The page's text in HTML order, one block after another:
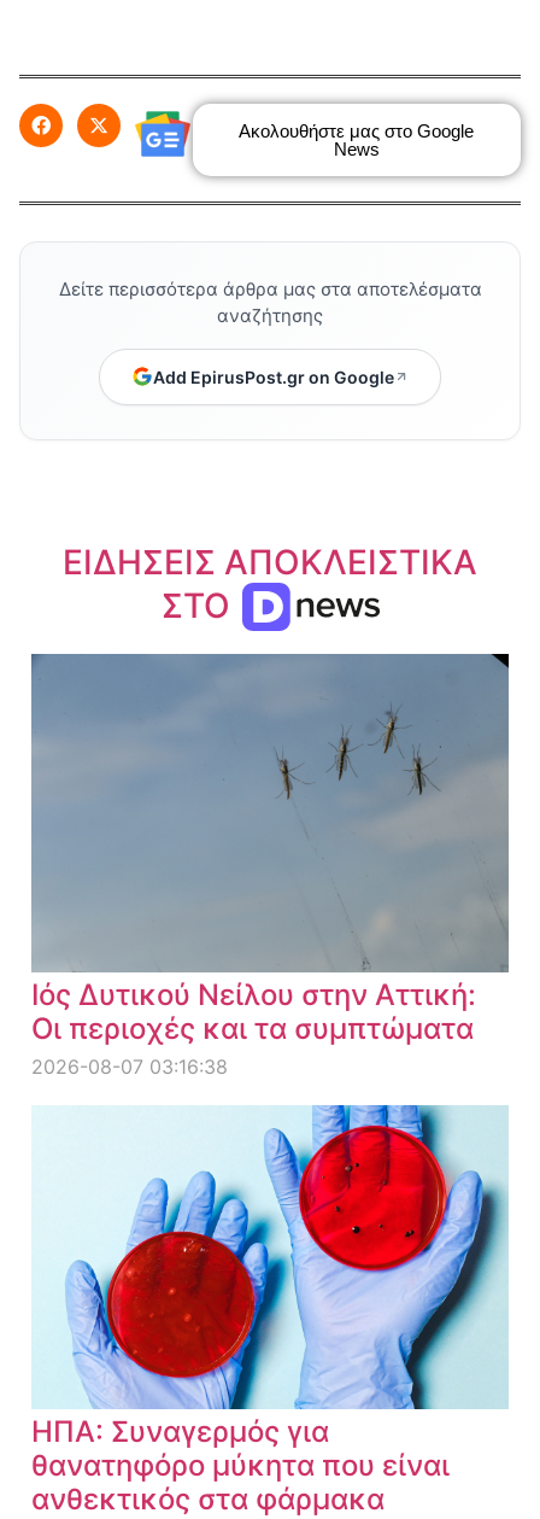
Ακολουθήστε μας στο Google
News
Δείτε περισσότερα άρθρα μας στα αποτελέσματα
αναζήτησης
Add EpirusPost.gr on Google
ΕΙΔΗΣΕΙΣ ΑΠΟΚΛΕΙΣΤΙΚΑ
ΣΤΟ
Ιός Δυτικού Νείλου στην Αττική:
Οι περιοχές και τα συμπτώματα
2026-08-07 03:16:38
ΗΠΑ: Συναγερμός για
θανατηφόρο μύκητα που είναι
ανθεκτικός στα φάρμακα